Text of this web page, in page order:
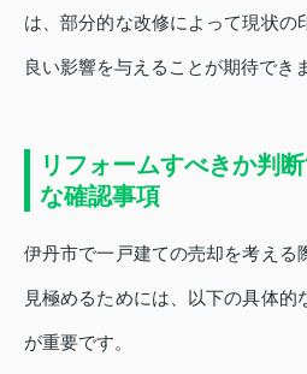
は、部分的な改修によって現状の
良い影響を与えることが期待でき
リフォームすべきか判
な確認事項
伊丹市で一戸建ての売却を考える
見極めるためには、以下の具体的
が重要です。